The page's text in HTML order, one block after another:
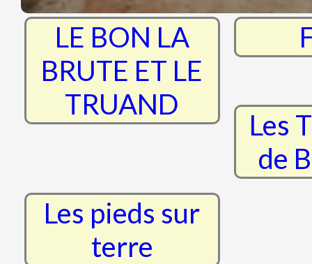
LE BON LA
BRUTE ET LE
TRUAND
Les
de
Les pieds sur
terre